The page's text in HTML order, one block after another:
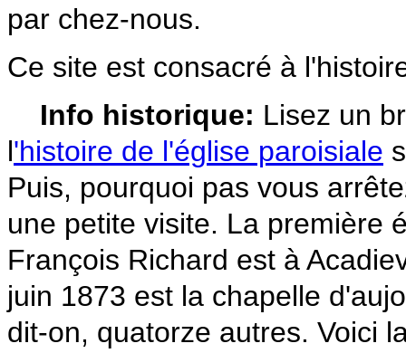
par chez-nous.
Ce site est consacré à
Info historique: Lisez un
l'histoire de l'église paroisiale
Puis, pourquoi pas vous
une petite visite. La première
François Richard est à
juin 1873 est la chapelle
dit-on, quatorze autres. Voici